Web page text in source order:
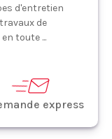
d'entretien
de
toute ...
express